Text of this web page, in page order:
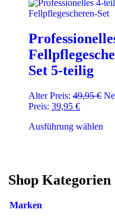
der
Set 5-teilig
Alter Preis: 49,95€
Preis: 39,95 €Aktueller
ist:
Ausführung wählen
auf.
Shop Kategorien
Marken